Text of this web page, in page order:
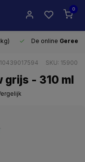
0
De online
SKU: 15900
grijs - 310 ml